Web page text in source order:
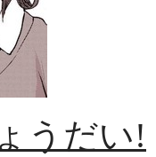
うだい!